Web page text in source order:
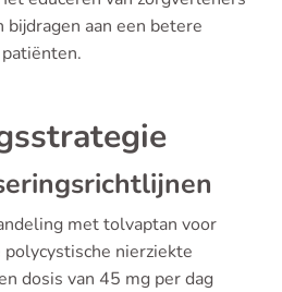
bijdragen aan een betere
met tolvaptan voor
nierziekte
dosis van 45 mg per dag